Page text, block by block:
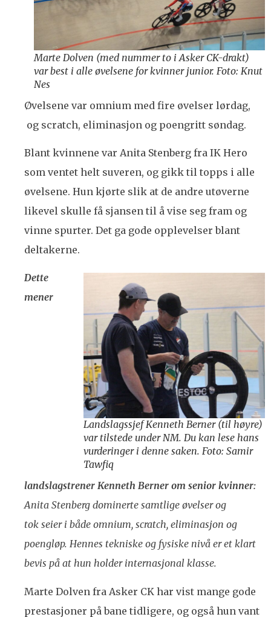
Marte Dolven (med nummer to i Asker CK-drakt)
var best i alle øvelsene for kvinner junior. Foto: Knut
Nes
Øvelsene var omnium med fire øvelser lørdag,
og scratch, eliminasjon og poengritt søndag.
Blant kvinnene var Anita Stenberg fra IK Hero
som ventet helt suveren, og gikk til topps i alle
øvelsene. Hun kjørte slik at de andre utøverne
likevel skulle få sjansen til å vise seg fram og
vinne spurter. Det ga gode opplevelser blant
deltakerne.
Landslagssjef Kenneth Berner (til høyre)
var tilstede under NM. Du kan lese hans
vurderinger i denne saken. Foto: Samir
Tawfiq
Dette
mener
landslagstrener Kenneth Berner om senior kvinner:
Anita Stenberg dominerte samtlige øvelser og
tok seier i både omnium, scratch, eliminasjon og
poengløp. Hennes tekniske og fysiske nivå er et klart
bevis på at hun holder internasjonal klasse.
Marte Dolven fra Asker CK har vist mange gode
prestasjoner på bane tidligere, og også hun vant